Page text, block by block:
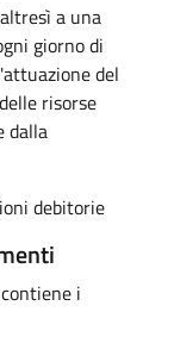
a una
giorno di
del
risorse
dalla
debitorie
i